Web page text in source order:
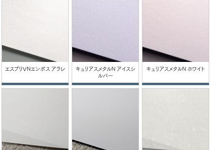
エスプリVNエンボス アラレ
キュリアスメタルN アイスシ
ルバー
キュリアスメタルN ホワイト